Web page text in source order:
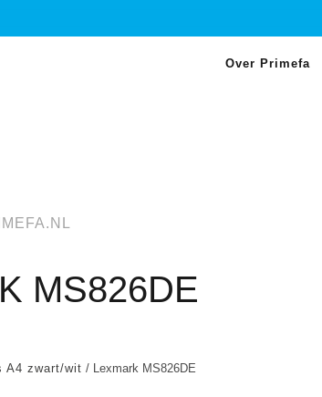
Over Primefa
MS826DE
A4 zwart/wit / Lexmark MS826DE